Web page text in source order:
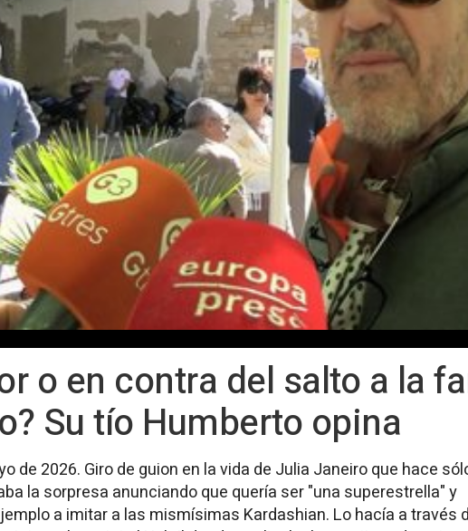
o en contra del salto a la
Su tío Humberto opina
de 2026. Giro de guion en la vida de Julia Janeiro que hace
la sorpresa anunciando que quería ser "una superestrella" y
a imitar a las mismísimas Kardashian. Lo hacía a través